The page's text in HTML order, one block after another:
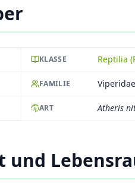
KLASSE Reptilia
FAMILIE
ART Atheris
und